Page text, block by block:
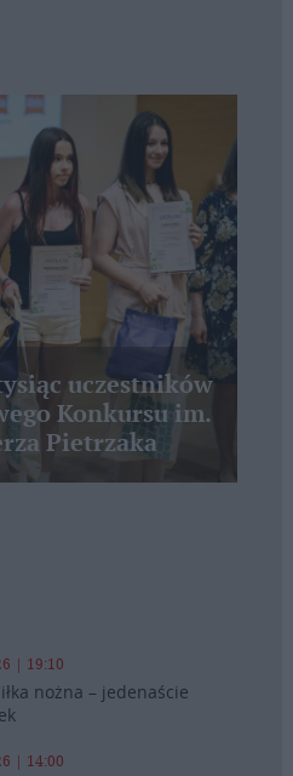
uczestników
Konkursu im.
Pietrzaka
| 19:10
nożna – jedenaście
| 14:00